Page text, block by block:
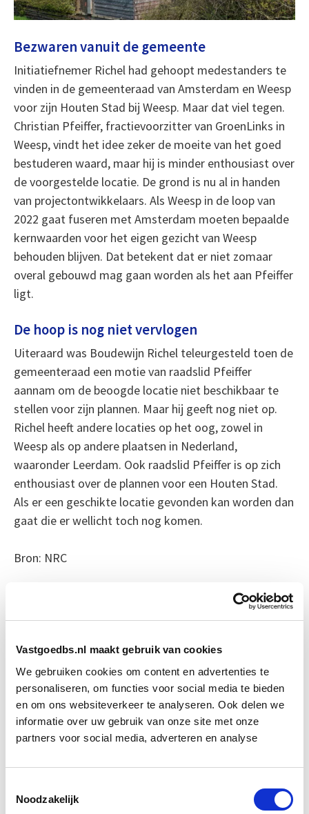
Vastgoedbs.nl maakt gebruik van cookies
We gebruiken cookies om content en advertenties te
personaliseren, om functies voor social media te bieden
en om ons websiteverkeer te analyseren. Ook delen we
informatie over uw gebruik van onze site met onze
partners voor social media, adverteren en analyse
Noodzakelijk
Bezwaren vanuit de gemeente
Initiatiefnemer Richel had gehoopt medestanders te
vinden in de gemeenteraad van Amsterdam en Weesp
voor zijn Houten Stad bij Weesp. Maar dat viel tegen.
Christian Pfeiffer, fractievoorzitter van GroenLinks in
Weesp, vindt het idee zeker de moeite van het goed
bestuderen waard, maar hij is minder enthousiast over
de voorgestelde locatie. De grond is nu al in handen
van projectontwikkelaars. Als Weesp in de loop van
2022 gaat fuseren met Amsterdam moeten bepaalde
kernwaarden voor het eigen gezicht van Weesp
behouden blijven. Dat betekent dat er niet zomaar
overal gebouwd mag gaan worden als het aan Pfeiffer
ligt.
De hoop is nog niet vervlogen
Uiteraard was Boudewijn Richel teleurgesteld toen de
gemeenteraad een motie van raadslid Pfeiffer
aannam om de beoogde locatie niet beschikbaar te
stellen voor zijn plannen. Maar hij geeft nog niet op.
Richel heeft andere locaties op het oog, zowel in
Weesp als op andere plaatsen in Nederland,
waaronder Leerdam. Ook raadslid Pfeiffer is op zich
enthousiast over de plannen voor een Houten Stad.
Als er een geschikte locatie gevonden kan worden dan
gaat die er wellicht toch nog komen.
Bron: NRC
Boeiend verhaal? Duik dan eens
in deze opleidingen:
Business Case voor Vastgoed- &
Projectontwikkeling
10 sep
Circulair Bouwen Start do 24 sep
Elementaire Bouwkunde Start do 17 sep